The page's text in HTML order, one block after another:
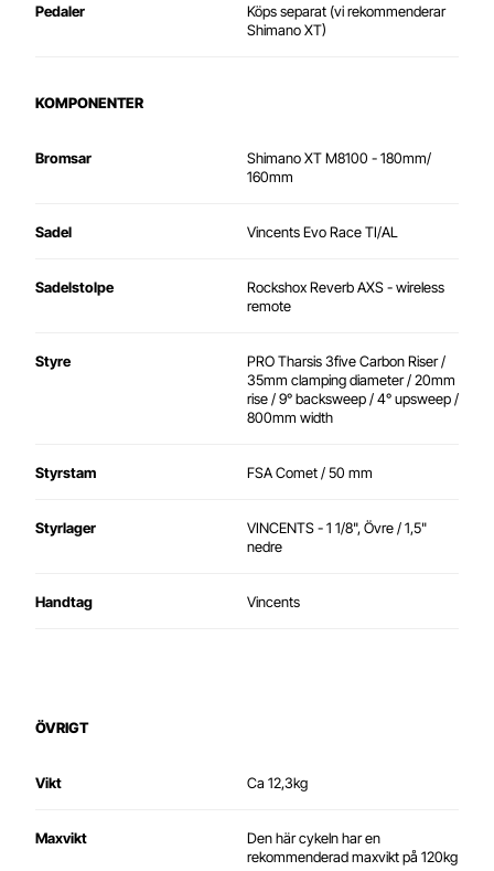
Pedaler
Köps separat (vi rekommenderar
Shimano XT)
KOMPONENTER
Bromsar
Shimano XT M8100 - 180mm/
160mm
Sadel Vincents Evo Race TI/AL
Sadelstolpe
Rockshox Reverb AXS - wireless
remote
Styre
PRO Tharsis 3five Carbon Riser /
35mm clamping diameter / 20mm
rise / 9° backsweep / 4° upsweep /
800mm width
Styrstam FSA Comet / 50 mm
Styrlager
VINCENTS - 1 1/8", Övre / 1,5"
nedre
Handtag Vincents
ÖVRIGT
Vikt Ca 12,3kg
Maxvikt
Den här cykeln har en
rekommenderad maxvikt på 120kg